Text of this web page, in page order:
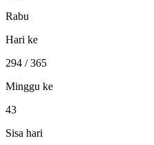
Rabu
Hari ke
294 / 365
Minggu ke
43
Sisa hari